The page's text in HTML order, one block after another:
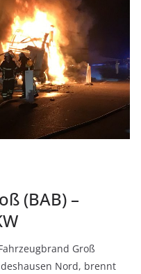
(BAB) –
Groß
Nord, brennt